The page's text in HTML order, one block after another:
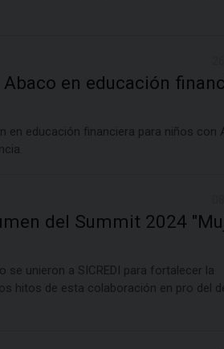
en educación
en educación financiera para niños con
del Summit 2024
se unieron a SICREDI para fortalecer la
hitos de esta colaboración en pro del